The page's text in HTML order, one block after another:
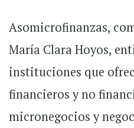
Asomicrofinanzas,
María Clara Hoyos,
instituciones que
financieros y no
micronegocios y